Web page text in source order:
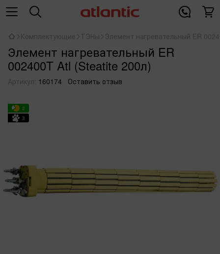
Комплектующие ТЭНы Элемент нагревательный ER
Элемент нагревательный ER
002400T Atl (Steatite 200л)
Артикул: 160174 Оставить отзыв
2
3